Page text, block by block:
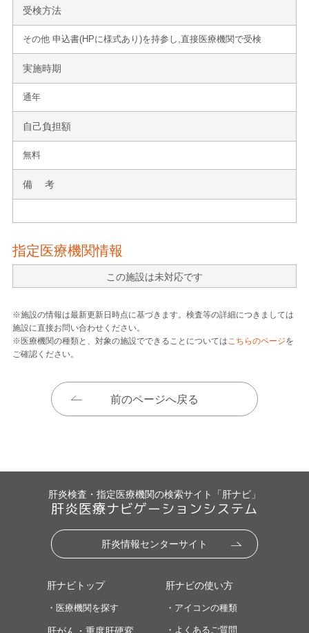
受検方法
その他 申込書(HPに様式あり)を持参し,直接医療機関で受検
実施時期
通年
自己負担額
無料
備 考
指定医療機関情報
この施設は未対応です
※施設の情報は最新更新日時点に基づきます。検査等の詳細につきましては
施設に直接お問い合わせください。
※医療機関の種類と、対象の施設でできることについてはこちらのページを
ご確認ください。
前のページへ戻る
肝炎検査・指定医療機関の検索サイト「肝ナビ」
肝炎医療ナビゲーションシステム
肝炎情報センターサイト
肝ナビトップ
・医療機関を探す
肝ナビの使い方
・アイコンの種類
・よくあるご質問